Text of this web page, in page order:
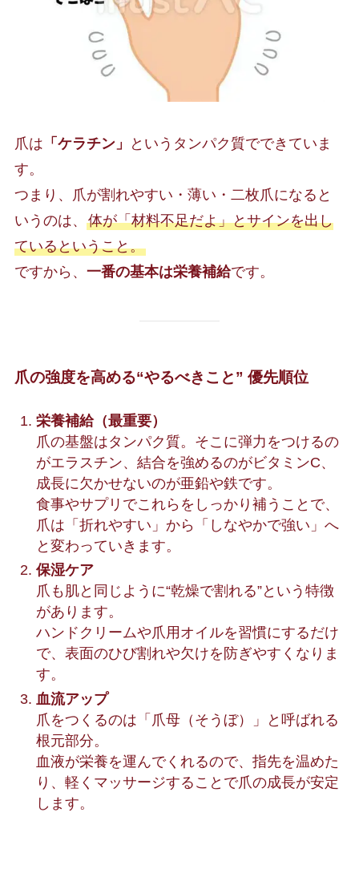
爪は 「ケラチン」
というタンパク質でできていま
す。
つまり、爪が割れやすい・薄い・二枚爪になると
いうのは、 体が「材料不足だよ」とサインを出し
ているということ。
ですから、 一番の基本は栄養補給です。
爪の強度を高める“やるべきこと” 優先順位
栄養補給（最重要）
爪の基盤はタンパク質。そこに弾力をつけるの
がエラスチン、結合を強めるのがビタミンC、
成長に欠かせないのが亜鉛や鉄です。
食事やサプリでこれらをしっかり補うことで、
爪は「折れやすい」から「しなやかで強い」へ
と変わっていきます。
保湿ケア
爪も肌と同じように“乾燥で割れる”という特徴
があります。
ハンドクリームや爪用オイルを習慣にするだけ
で、表面のひび割れや欠けを防ぎやすくなりま
す。
血流アップ
爪をつくるのは「爪母（そうぼ）」と呼ばれる
根元部分。
血液が栄養を運んでくれるので、指先を温めた
り、軽くマッサージすることで爪の成長が安定
します。